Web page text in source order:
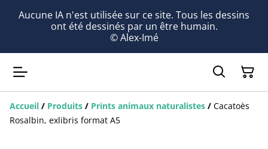
Aucune IA n'est utilisée sur ce site. Tous les dessins
ont été dessinés par un être humain.
© Alex-Imé
Accueil / Produits / Prints animaux naturalistes / Cacatoès
Rosalbin, exlibris format A5